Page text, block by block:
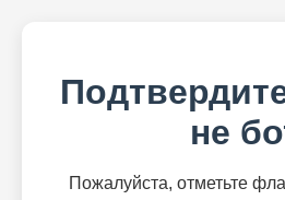
не
Пожалуйста, отметьте